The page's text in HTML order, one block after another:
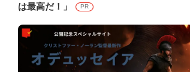
は最高だ！」
PR